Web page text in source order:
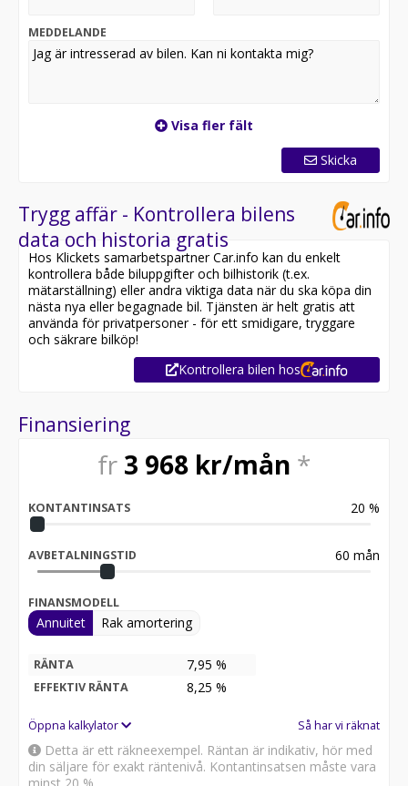
MEDDELANDE
Visa fler fält
Skicka
Trygg affär - Kontrollera bilens
data och historia gratis
Hos Klickets samarbetspartner Car.info kan du enkelt
kontrollera både biluppgifter och bilhistorik (t.ex.
mätarställning) eller andra viktiga data när du ska köpa din
nästa nya eller begagnade bil. Tjänsten är helt gratis att
använda för privatpersoner - för ett smidigare, tryggare
och säkrare bilköp!
Kontrollera bilen hos
Finansiering
fr 3 968 kr/mån *
KONTANTINSATS 20 %
AVBETALNINGSTID 60 mån
FINANSMODELL
Annuitet Rak amortering
RÄNTA 7,95 %
EFFEKTIV RÄNTA 8,25 %
Öppna kalkylator Så har vi räknat
Detta är ett räkneexempel. Räntan är indikativ, hör med
din säljare för exakt räntenivå. Kontantinsatsen måste vara
minst 20 %.